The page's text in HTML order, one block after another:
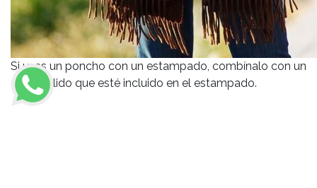
Si usas un poncho con un estampado, combínalo con un
color sólido que esté incluido en el estampado.